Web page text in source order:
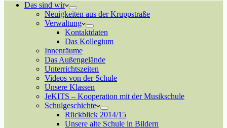
Das sind wir
Neuigkeiten aus der Kruppstraße
Verwaltung
Kontaktdaten
Das Kollegium
Innenräume
Das Außengelände
Unterrichtszeiten
Videos von der Schule
Unsere Klassen
JeKITS – Kooperation mit der Musikschule
Schulgeschichte
Rückblick 2014/15
Unsere alte Schule in Bildern